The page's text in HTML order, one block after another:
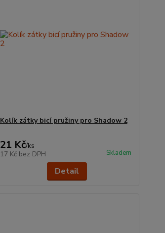
Kolík zátky bicí pružiny pro Shadow 2
21 Kč/ks
17 Kč bez DPH Skladem
Detail